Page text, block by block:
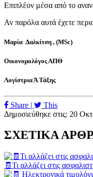
Επιπλέον μέσα από το
Αν παρόλα αυτά έχετε
Μαρία Δαλκίτση , (MSc)
Οικονομολόγος ΑΠΘ
Λογίστρια Ά Τάξης
Share |
This
Δημοσιεύθηκε στις: 20
ΣΧΕΤΙΚΑ
🧾Τι αλλάζει στις